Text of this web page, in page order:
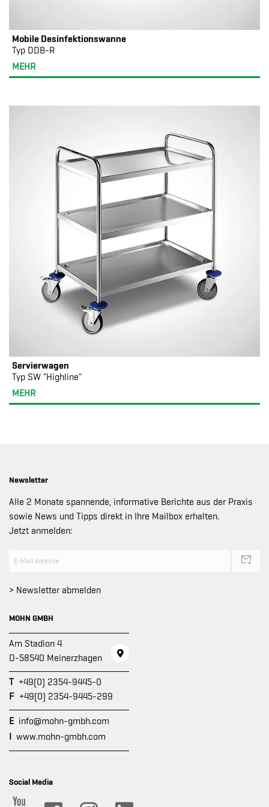
Mobile Desinfektionswanne
Typ DDB-R
MEHR
Servierwagen
Typ SW "Highline"
MEHR
Newsletter
Alle 2 Monate spannende, informative Berichte aus der Praxis
sowie News und Tipps direkt in Ihre Mailbox erhalten.
Jetzt anmelden:
> Newsletter abmelden
MOHN GMBH
Am Stadion 4
D-58540 Meinerzhagen
T +49(0) 2354-9445-0
F +49(0) 2354-9445-299
E info@mohn-gmbh.com
I www.mohn-gmbh.com
Social Media